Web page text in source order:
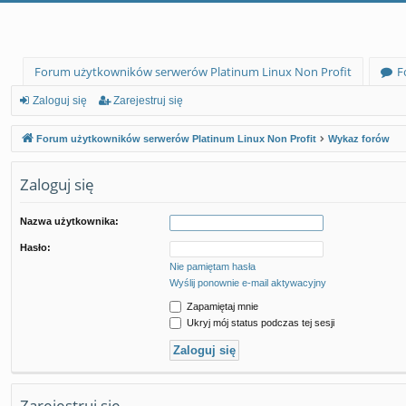
Forum użytkowników serwerów Platinum Linux Non Profit
Zaloguj się Zarejestruj się
Forum użytkowników serwerów Platinum Linux Non Profit Wykaz forów
Zaloguj się
Nazwa użytkownika:
Hasło:
Nie pamiętam hasła
Wyślij ponownie e-mail aktywacyjny
Zapamiętaj mnie
Ukryj mój status podczas tej sesji